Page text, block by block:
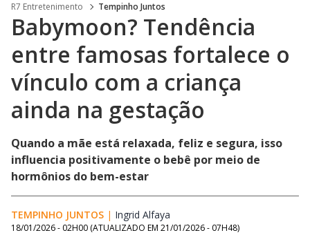
R7 Entretenimento Tempinho Juntos
Babymoon? Tendência
entre famosas fortalece o
vínculo com a criança
ainda na gestação
Quando a mãe está relaxada, feliz e segura, isso
influencia positivamente o bebê por meio de
hormônios do bem-estar
TEMPINHO JUNTOS | Ingrid Alfaya
18/01/2026 - 02H00 (ATUALIZADO EM 21/01/2026 - 07H48)